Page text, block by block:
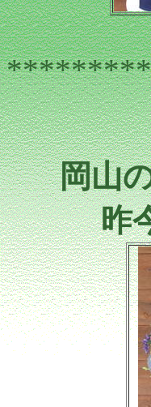
岡山
昨